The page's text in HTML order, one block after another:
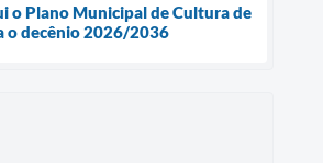
o Plano Municipal de Cultura de
o decênio 2026/2036